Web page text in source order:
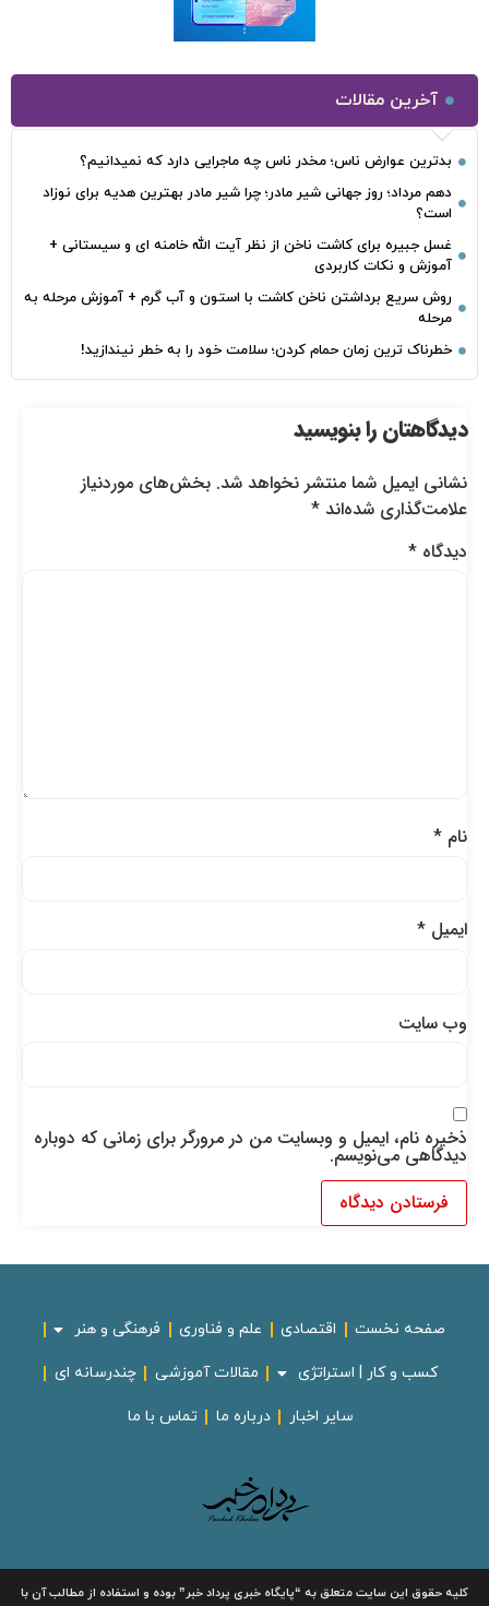
آخرین مقالات
بدترین عوارض ناس؛ مخدر ناس چه ماجرایی دارد که نمیدانیم؟
دهم مرداد؛ روز جهانی شیر مادر؛ چرا شیر مادر بهترین هدیه برای نوزاد
است؟
غسل جبیره برای کاشت ناخن از نظر آیت الله خامنه ای و سیستانی +
آموزش و نکات کاربردی
روش سریع برداشتن ناخن کاشت با استون و آب گرم + آموزش مرحله به
مرحله
خطرناک‌ ترین زمان‌ حمام کردن؛ سلامت خود را به خطر نیندازید!
دیدگاهتان را بنویسید
نشانی ایمیل شما منتشر نخواهد شد. بخش‌های موردنیاز
علامت‌گذاری شده‌اند*
دیدگاه*
نام*
ایمیل*
وب‌ سایت
ذخیره نام، ایمیل و وبسایت من در مرورگر برای زمانی که دوباره
دیدگاهی می‌نویسم.
صفحه نخست اقتصادی علم و فناوری فرهنگی و هنر
کسب و کار | استراتژی مقالات آموزشی چندرسانه ای
سایر اخبار درباره ما تماس با ما
کلیه حقوق این سایت متعلق به“پایگاه خبریپرداد خبر”بوده و استفاده از مطالب آن با